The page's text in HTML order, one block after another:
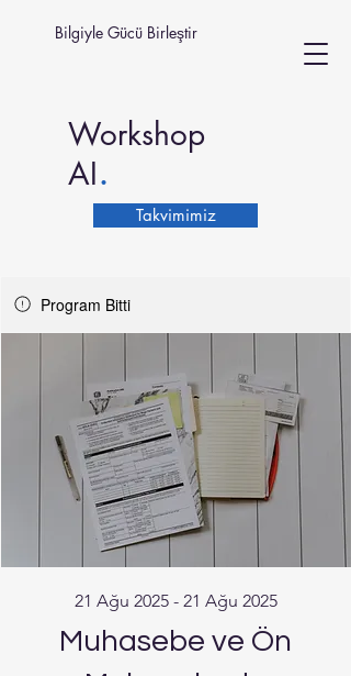
Bilgiyle Gücü Birleştir
Workshop
AI.
Takvimimiz
Program Bitti
Muhasebe ve Ön
21 Ağu 2025 - 21 Ağu 2025